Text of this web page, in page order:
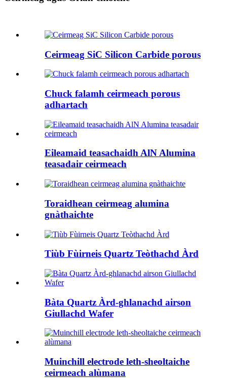
Ceirmeag SiC Silicon Carbide porous
Chuck falamh ceirmeach porous
adhartach
Eileamaid teasachaidh AlN Alumina
teasadair ceirmeach
Toraidhean ceirmeag alumina
gnàthaichte
Tiùb Fùirneis Quartz Teòthachd Àrd
Bàta Quartz Àrd-ghlanachd airson
Giullachd Wafer
Muinchill electrode leth-sheoltaiche
ceirmeach alùmana